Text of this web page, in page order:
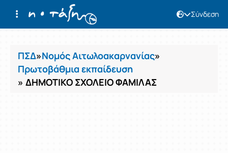
Σύνδεση
Μαθήματα
ΠΣΔ»Νομός Αιτωλοακαρνανίας»
Πρωτοβάθμια εκπαίδευση
» ΔΗΜΟΤΙΚΟ ΣΧΟΛΕΙΟ ΦΑΜΙΛΑΣ